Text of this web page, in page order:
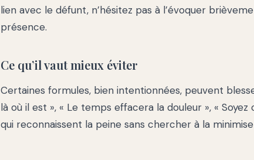
lien avec le défunt, n’hésitez pas à l’évoquer
présence.
Ce qu’il vaut mieux éviter
Certaines formules, bien intentionnées, peuvent
là où il est », « Le temps effacera la douleur », «
qui reconnaissent la peine sans chercher à la